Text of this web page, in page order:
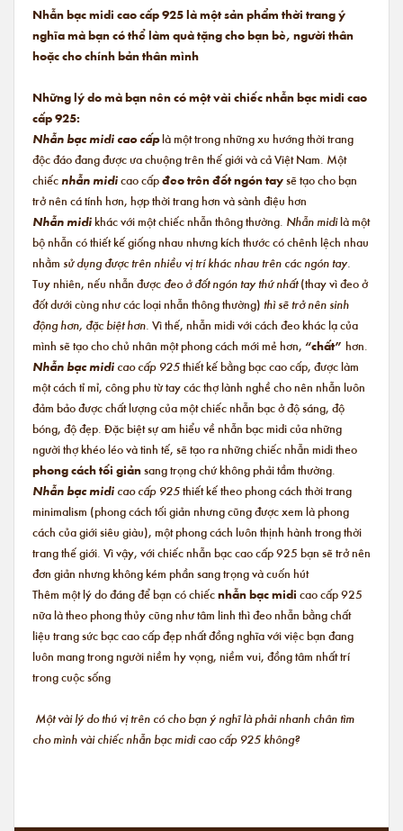
Nhẫn bạc midi cao cấp 925 là một sản phẩm thời trang ý
nghĩa mà bạn có thể làm quà tặng cho bạn bè, người thân
hoặc cho chính bản thân mình
Những lý do mà bạn nên có một vài chiếc nhẫn bạc midi cao
cấp 925:
Nhẫn bạc midi cao cấplà một trong những xu hướng thời trang
độc đáo đang được ưa chuộng trên thế giới và cả Việt Nam. Một
chiếcnhẫn midicao cấpđeo trên đốt ngón taysẽ tạo cho bạn
trở nên cá tính hơn, hợp thời trang hơn và sành điệu hơn
Nhẫn midikhác với một chiếc nhẫn thông thường. Nhẫn midilà một
bộ nhẫn có thiết kế giống nhau nhưng kích thước có chênh lệch nhau
nhằm sử dụng được trên nhiều vị trí khác nhau trên các ngón tay.
Tuy nhiên, nếu nhẫn được đeo ở đốt ngón tay thứ nhất(thay vì đeo ở
đốt dưới cùng như các loại nhẫn thông thường) thì sẽ trở nên sinh
động hơn, đặc biệt hơn. Vì thế, nhẫn midi với cách đeo khác lạ của
mình sẽ tạo cho chủ nhân một phong cách mới mẻ hơn, “chất” hơn.
Nhẫn bạc midi cao cấp 925thiết kế bằng bạc cao cấp, được làm
một cách tỉ mỉ, công phu từ tay các thợ lành nghề cho nên nhẫn luôn
đảm bảo được chất lượng của một chiếc nhẫn bạc ở độ sáng, độ
bóng, độ đẹp. Đặc biệt sự am hiểu về nhẫn bạc midi của những
người thợ khéo léo và tinh tế, sẽ tạo ra những chiếc nhẫn midi theo
phong cách tối giảnsang trọng chứ không phải tầm thường.
Nhẫn bạc midi cao cấp 925thiết kế theo phong cách thời trang
minimalism (phong cách tối giản nhưng cũng được xem là phong
cách của giới siêu giàu), một phong cách luôn thịnh hành trong thời
trang thế giới. Vì vậy, với chiếc nhẫn bạc cao cấp 925 bạn sẽ trở nên
đơn giản nhưng không kém phần sang trọng và cuốn hút
Thêm một lý do đáng để bạn có chiếcnhẫn bạc midi cao cấp 925
nữa là theo phong thủy cũng như tâm linh thì đeo nhẫn bằng chất
liệu trang sức bạc cao cấp đẹp nhất đồng nghĩa với việc bạn đang
luôn mang trong người niềm hy vọng, niềm vui, đồng tâm nhất trí
trong cuộc sống
Một vài lý do thú vị trên có cho bạn ý nghĩ là phải nhanh chân tìm
cho mình vài chiếc nhẫn bạc midi cao cấp 925 không?